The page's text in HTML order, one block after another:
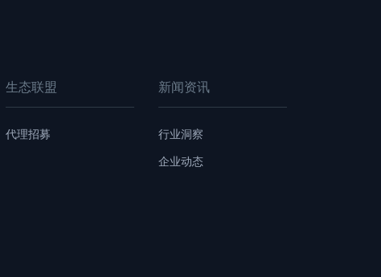
生态联盟
代理招募
新闻资讯
行业洞察
企业动态